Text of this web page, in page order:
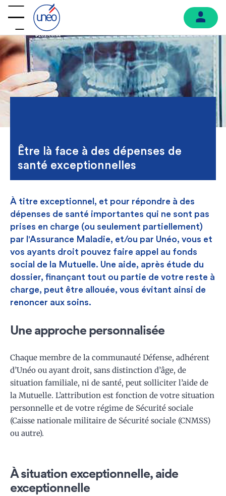
Être là face à des dépenses de
santé exceptionnelles
À titre exceptionnel, et pour répondre à des
dépenses de santé importantes qui ne sont pas
prises en charge (ou seulement partiellement)
par l'Assurance Maladie, et/ou par Unéo, vous et
vos ayants droit pouvez faire appel au fonds
social de la Mutuelle. Une aide, après étude du
dossier, finançant tout ou partie de votre reste à
charge, peut être allouée, vous évitant ainsi de
renoncer aux soins.
Une approche personnalisée
Chaque membre de la communauté Défense, adhérent
d’Unéo ou ayant droit, sans distinction d’âge, de
situation familiale, ni de santé, peut solliciter l’aide de
la Mutuelle. L’attribution est fonction de votre situation
personnelle et de votre régime de Sécurité sociale
(Caisse nationale militaire de Sécurité sociale (CNMSS)
ou autre).
À situation exceptionnelle, aide
exceptionnelle